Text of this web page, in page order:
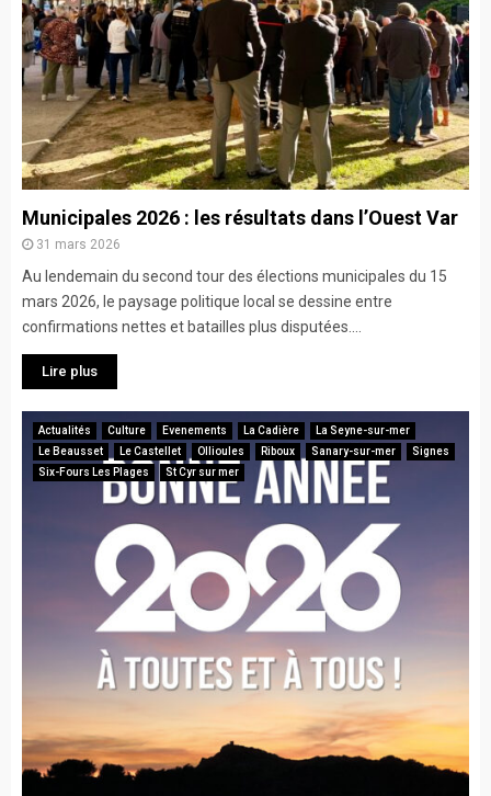
Municipales 2026 : les résultats dans l’Ouest Var
31 mars 2026
Au lendemain du second tour des élections municipales du 15
mars 2026, le paysage politique local se dessine entre
confirmations nettes et batailles plus disputées....
Lire plus
Actualités Culture Evenements La Cadière
La Seyne-sur-mer
Le Beausset
Le Castellet Ollioules Riboux Sanary-sur-mer
Signes
Six-Fours Les Plages
St Cyr sur mer